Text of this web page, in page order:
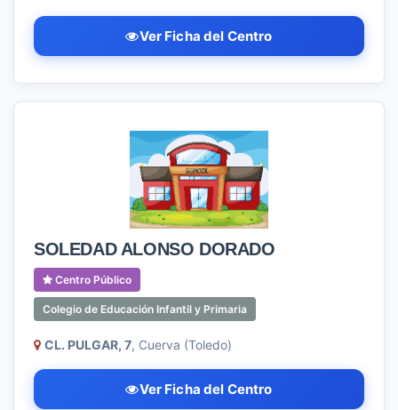
Ver Ficha del Centro
SOLEDAD ALONSO DORADO
Centro Público
Colegio de Educación Infantil y Primaria
CL. PULGAR, 7, Cuerva (Toledo)
Ver Ficha del Centro